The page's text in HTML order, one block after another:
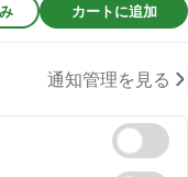
カートに追加
通知管理を見る